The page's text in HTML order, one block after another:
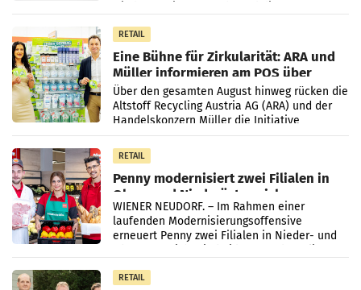
RETAIL
Eine Bühne für Zirkularität: ARA und
Müller informieren am POS über
Kreislauffähigkeit
Über den gesamten August hinweg rücken die
Altstoff Recycling Austria AG (ARA) und der
Handelskonzern Müller die Initiative
„Kreislauf-Helden“ in allen österreichischen
Müller-Filialen
RETAIL
Penny modernisiert zwei Filialen in
Ober- und Niederösterreich
WIENER NEUDORF. – Im Rahmen einer
laufenden Modernisierungsoffensive
erneuert Penny zwei Filialen in Nieder- und
RETAIL